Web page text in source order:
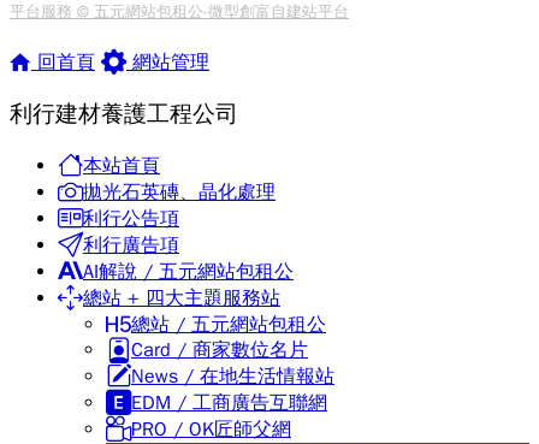
平台服務 © 五元網站包租公-微型創富自建站平台
回首頁 網站管理
利行建材養護工程公司
本站首頁
拋光石英磚、晶化處理
利行公告項
利行廣告項
AI解說 / 五元網站包租公
總站 + 四大主題服務站
總站 / 五元網站包租公
Card / 商家數位名片
News / 在地生活情報站
EDM / 工商廣告互聯網
PRO / OK匠師父網